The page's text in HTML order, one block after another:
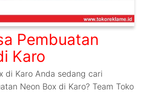
Pembuatan
Karo
di Karo Anda sedang cari
Neon Box di Karo? Team Toko